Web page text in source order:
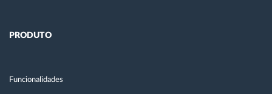
PRODUTO
Funcionalidades